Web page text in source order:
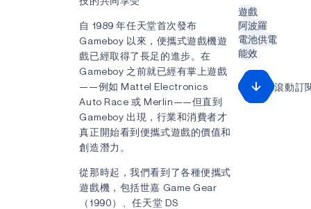
耳戴式裝置 為什麼選擇 Ambiq
什麼是邊緣 AI？
常見問題
自 1989 年任天堂首次發布
Gameboy 以來，便攜式遊戲機遊
戲已經取得了長足的進步。在
Gameboy 之前就已經有掌上遊戲
——例如 Mattel Electronics
Auto Race 或 Merlin——但直到
Gameboy 出現，行業和消費者才
真正開始看到便攜式遊戲的價值和
創造潛力。
從那時起，我們看到了各種便攜式
遊戲機，包括世嘉 Game Gear
（1990）、任天堂 DS
遊戲
阿波羅
電池供電
能效
滾動訂